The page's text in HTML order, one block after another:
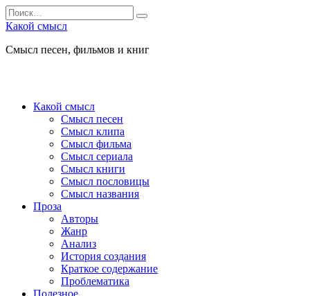
Перейти
к
Search
for:
Какой смысл
Смысл песен, фильмов и книг
Какой смысл
Смысл песен
Смысл клипа
Смысл фильма
Смысл сериала
Смысл книги
Смысл пословицы
Смысл названия
Проза
Авторы
Жанр
Анализ
История создания
Краткое содержание
Проблематика
Полезное